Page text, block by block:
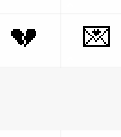
💔 💌